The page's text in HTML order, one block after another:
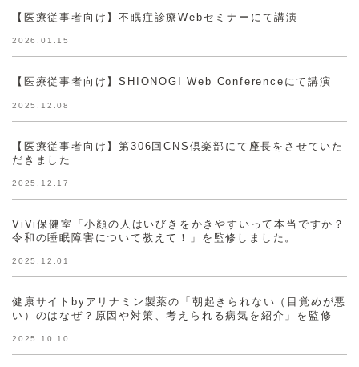
【医療従事者向け】不眠症診療Webセミナーにて講演
2026.01.15
【医療従事者向け】SHIONOGI Web Conferenceにて講演
2025.12.08
【医療従事者向け】第306回CNS倶楽部にて座長をさせていた
だきました
2025.12.17
ViVi保健室「小顔の人はいびきをかきやすいって本当ですか？
令和の睡眠障害について教えて！」を監修しました。
2025.12.01
健康サイトbyアリナミン製薬の「朝起きられない（目覚めが悪
い）のはなぜ？原因や対策、考えられる病気を紹介」を監修
2025.10.10